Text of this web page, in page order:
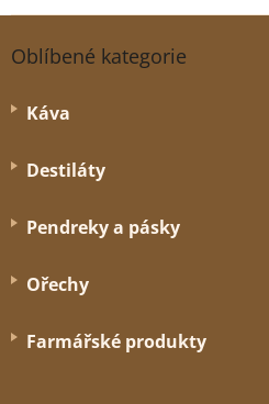
Oblíbené kategorie
Káva
Destiláty
Pendreky a pásky
Ořechy
Farmářské produkty